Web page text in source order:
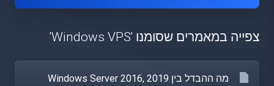
צפייה במאמרים שסומנו 'Windows VPS'
מה ההבדל בין Windows Server 2016, 2019